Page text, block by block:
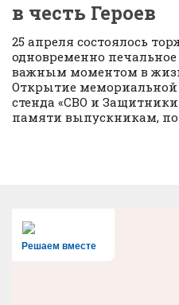
в честь Героев
25 апреля состоялось
одновременно
важным моментом в
Открытие мемориальной
стенда «СВО и
памяти выпускникам,
Решаем вместе